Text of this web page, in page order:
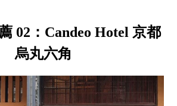
02：Candeo Hotel 京都
烏丸六角